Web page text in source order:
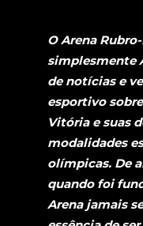
O Arena
simplesmente
de notícias e
esportivo
Vitória e suas
modalidades
olímpicas. De
quando foi
Arena jamais